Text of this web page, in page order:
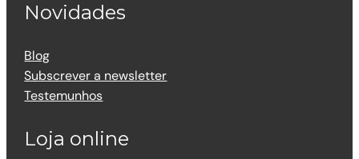
Novidades
Blog
Subscrever a newsletter
Testemunhos
Loja online